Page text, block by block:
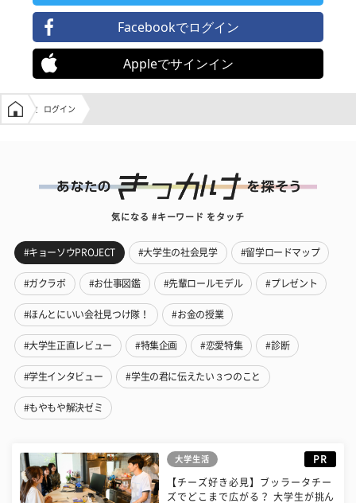
Facebookでログイン
Appleでサインイン
学生の窓口トップ
ログイン
気になる #キーワード をタッチ
#キョーソウPROJECT #大学生の社会見学 #留学ロードマップ
#ガクラボ #お仕事図鑑 #先輩ロールモデル #プレゼント
#ほんとにいい会社見つけ隊！ #お金の授業
#大学生正直レビュー #特集企画 #恋愛特集 #診断
#学生インタビュー #学生の君に伝えたい３つのこと
#もやもや解決ゼミ
大学生活 PR
【チーズ好き必見】ブッラータチー
ズでどこまで広がる？ 大学生が挑ん